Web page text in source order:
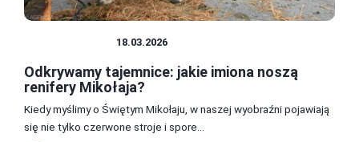
18.03.2026
Odkrywamy tajemnice: jakie imiona noszą
renifery Mikołaja?
Kiedy myślimy o Świętym Mikołaju, w naszej wyobraźni pojawiają
się nie tylko czerwone stroje i spore...